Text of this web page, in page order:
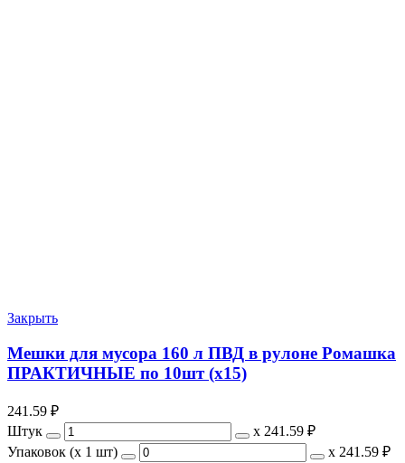
Закрыть
Мешки для мусора 160 л ПВД в рулоне Ромашка
ПРАКТИЧНЫЕ по 10шт (х15)
241.59 ₽
Штук
х 241.59 ₽
Упаковок (x 1 шт)
х 241.59 ₽